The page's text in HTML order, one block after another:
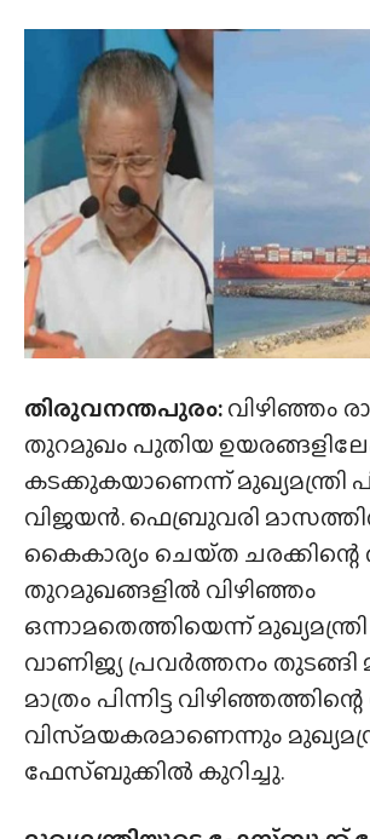
തിരുവനന്തപുരം:വിഴിഞ്ഞം
തുറമുഖം പുതിയ
കടക്കുകയാണെന്ന് മുഖ്യമന്ത്രി
വിജയൻ. ഫെബ്രുവരി
കൈകാര്യം ചെയ്‌ത
തുറമുഖങ്ങളിൽ വിഴിഞ്ഞം
ഒന്നാമതെത്തിയെന്ന്
വാണിജ്യ പ്രവർത്തനം
മാത്രം പിന്നിട്ട വിഴിഞ്ഞത്തിന്റെ
വിസ്‌മയകരമാണെന്നും
ഫേസ്ബുക്കിൽ കുറിച്ചു.